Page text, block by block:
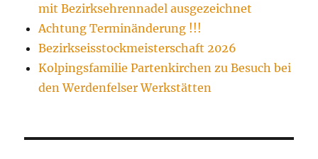
mit Bezirksehrennadel ausgezeichnet
Achtung Terminänderung !!!
Bezirkseisstockmeisterschaft 2026
Kolpingsfamilie Partenkirchen zu Besuch bei
den Werdenfelser Werkstätten